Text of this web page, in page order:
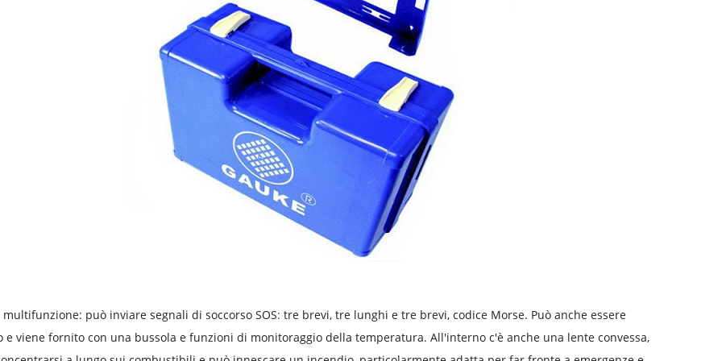
multifunzione: può inviare segnali di soccorso SOS: tre brevi, tre lunghi e tre brevi, codice Morse. Può anche essere
e viene fornito con una bussola e funzioni di monitoraggio della temperatura. All'interno c'è anche una lente convessa,